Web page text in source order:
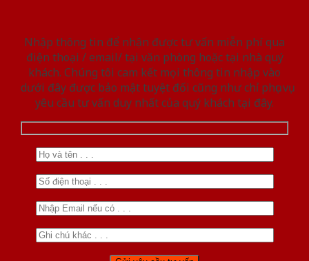
Nhập thông tin để nhận được tư vấn miễn phí qua
điện thoại / email/ tại văn phòng hoặc tại nhà quý
khách. Chúng tôi cam kết mọi thông tin nhập vào
dưới đây được bảo mật tuyệt đối cũng như chỉ phục vụ
yêu cầu tư vấn duy nhất của quý khách tại đây.